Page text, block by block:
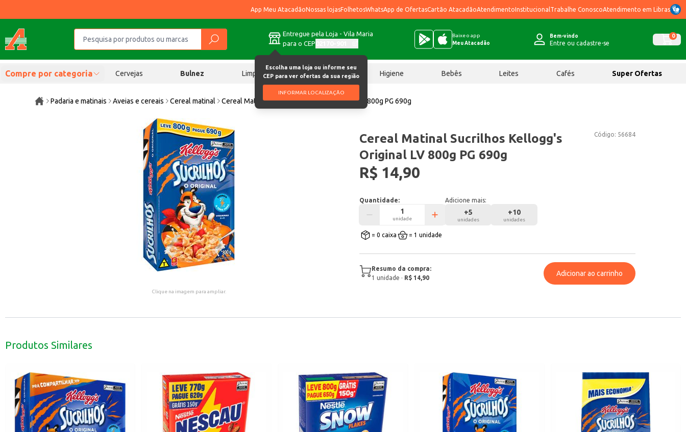
App Meu AtacadãoNossas lojasFolhetosWhatsApp de OfertasCartão AtacadãoAtendimentoInstitucional Trabalhe ConoscoAtendimento em Libras
Entregue pela Loja - Vila Maria
para o CEP
Escolha uma loja ou informe seu
CEP para ver ofertas da sua região
INFORMAR LOCALIZAÇÃO
Baixe o app
Meu Atacadão
Bem-vindo
Entre ou cadastre-se
0
Compre por categoria Cervejas Bulnez Limpeza Chocolates Higiene Bebês Leites Cafés Super Ofertas
Padaria e matinais Aveias e cereais Cereal matinal Cereal Matinal Sucrilhos Kellogg's Original LV 800g PG 690g
Clique na imagem para ampliar.
Código: 56684
Cereal Matinal Sucrilhos Kellogg's
Original LV 800g PG 690g
R$ 14,90
Quantidade:
unidade
Adicione mais:
+5
unidades
+10
unidades
= 0 caixa = 1 unidade
Resumo da compra:
1 unidade · R$ 14,90
Adicionar ao carrinho
Produtos Similares